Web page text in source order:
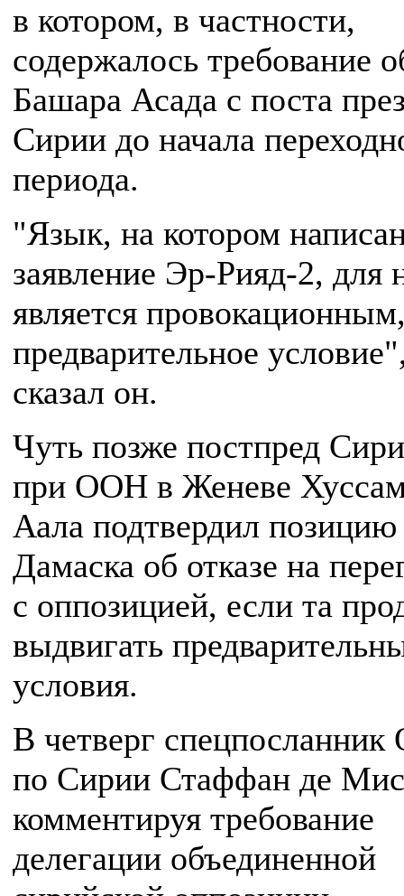
в котором, в частности,
содержалось требование
Башара Асада с поста
Сирии до начала
периода.
"Язык, на котором
заявление Эр-Рияд-2, для
является
предварительное
сказал он.
Чуть позже постпред
при ООН в Женеве
Аала подтвердил позицию
Дамаска об отказе на
с оппозицией, если та
выдвигать
условия.
В четверг
по Сирии Стаффан де
комментируя требование
делегации объединенной